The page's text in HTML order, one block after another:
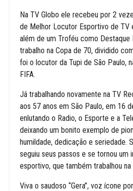
Na TV Globo ele recebeu por 2
de Melhor Locutor Esportivo de TV
além de um Troféu como Destaque
trabalho na Copa de 70, dividido
foi o locutor da Tupi de São Paulo,
FIFA.
Já trabalhando novamente na TV
aos 57 anos em São Paulo, em 16
enlutando o Radio, o Esporte e a
deixando um bonito exemplo de
humildade, dedicação e seriedade.
seguiu seus passos e se tornou um
esportivo, que também trabalhou na
Viva o saudoso “Gera”, voz ícone